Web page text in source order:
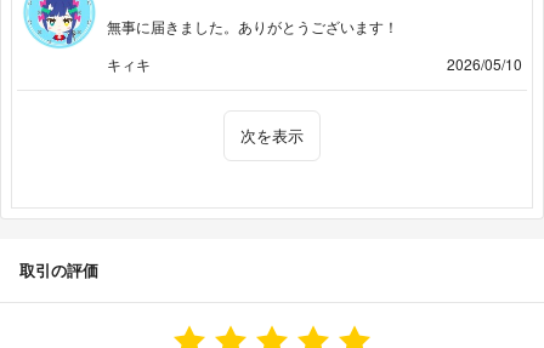
無事に届きました。ありがとうございます！
キィキ
2026/05/10
次を表示
取引の評価